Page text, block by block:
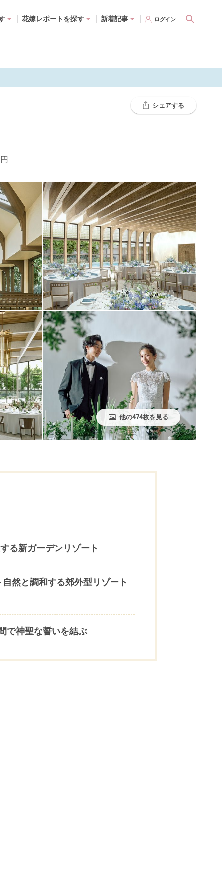
花嫁レポートを探す 新着記事 ログイン
シェアする
他の474枚を見る
る新ガーデンリゾート
然と調和する郊外型リゾート
で神聖な誓いを結ぶ